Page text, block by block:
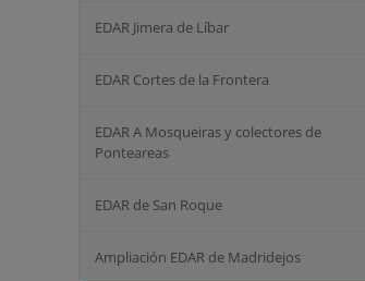
EDAR Jimera de Líbar
EDAR Cortes de la Frontera
EDAR A Mosqueiras y colectores de
Ponteareas
EDAR de San Roque
Ampliación EDAR de Madridejos